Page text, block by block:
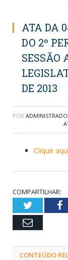
ATA DA
DO 2º
SESSÃO
DE 2013
POR
Clique
COMPARTILHAR:
Twitter
Email
CONTEÚDO